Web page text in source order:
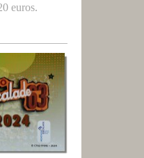
euros.